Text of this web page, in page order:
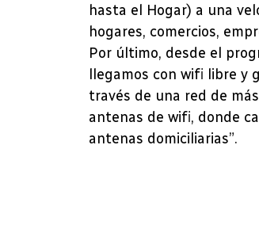
hasta el Hogar) a una
hogares, comercios,
Por último, desde el
llegamos con wifi libre y
través de una red de
antenas de wifi, donde
antenas domiciliarias”.